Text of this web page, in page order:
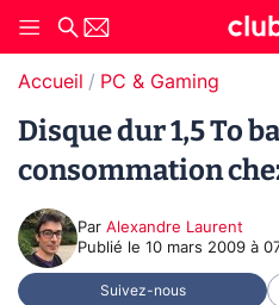
Accueil PC & Gaming
Disque dur 1,5 To
consommation
Par Alexandre Laurent
Publié le 10 mars 2009 à
Suivez-nous